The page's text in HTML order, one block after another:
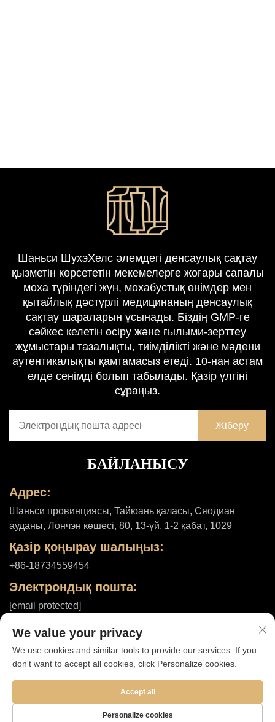
Шаньси ШухэХелс әлемдегі денсаулық сақтау
қызметін көрсететін мекемелерге жоғары сапалы
моxa түріндегі жүн, мохабустық өнімдер мен
қытайлық дәстүрлі медицинаның денсаулық
сақтау шараларын ұсынады. Біздің GMP-ге
сәйкес келетін өсіру және ғылыми-зерттеу
жұмыстары тазалықты, тиімділікті және мәдени
аутентикалықты қамтамасыз етеді. 10-нан астам
елде сенімді болып табылады. Қазір үлгіні
сұраңыз.
БАЙЛАНЫСУ
Адрес:
Шаньси провинциясы, Тайюань қаласы, Сяодиан
ауданы, Лончэн көшесі, 80, 13-үй, 1-2 қабат, 1029
Қазір қоңырау шалыңыз:
+86-18734559454
Электрондық пошта:
[email protected]
© 2025, Шаньси ШуһеҺелс компаниясы, шектеулі. Барлық құқық
қорғалған. |Жеке деректерді қорғау саясаты
We value your privacy
We use cookies and similar tools to provide our services. If you
don't want to accept all cookies, click Personalize cookies.
Personalize cookies
Accept all